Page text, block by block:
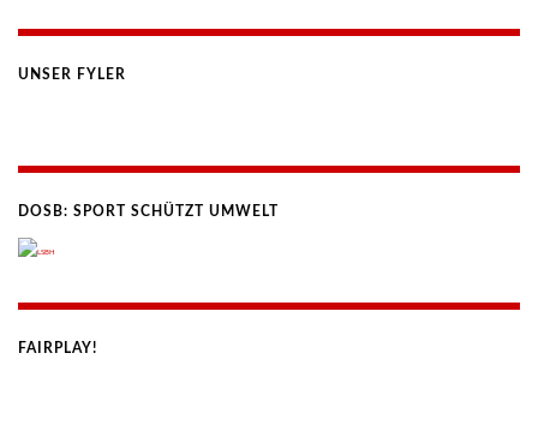
UNSER FYLER
DOSB: SPORT SCHÜTZT UMWELT
FAIRPLAY!